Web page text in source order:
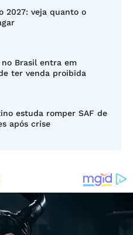
2027: veja quanto o
Brasil entra em
ter venda proibida
estuda romper SAF de
após crise